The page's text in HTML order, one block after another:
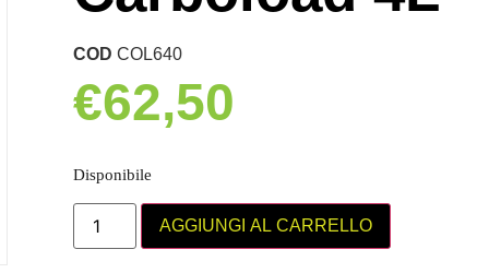
CODCOL640
€62,50
Disponibile
AGGIUNGI AL CARRELLO